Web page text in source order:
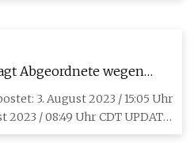
Abgeordnete wegen
ihrer Unterschrift und
3. August 2023 / 15:05 Uhr
/ 08:49 Uhr CDT UPDATE: